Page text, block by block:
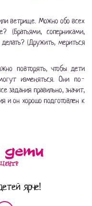
ветрище. Можно обо всех
(Братьями, соперниками,
(Дружить, мериться
повторять, чтобы дети
изменяться. Они по-
задания правильно, значит,
и он хорошо подготовлен к
ярче!